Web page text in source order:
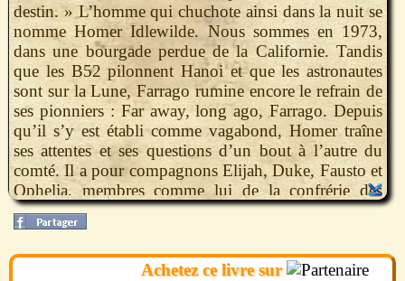
destin. » L’homme qui chuchote ainsi dans la nuit se
nomme Homer Idlewilde. Nous sommes en 1973,
dans une bourgade perdue de la Californie. Tandis
que les B52 pilonnent Hanoi et que les astronautes
sont sur la Lune, Farrago rumine encore le refrain de
ses pionniers : Far away, long ago, Farrago. Depuis
qu’il s’y est établi comme vagabond, Homer traîne
ses attentes et ses questions d’un bout à l’autre du
comté. Il a pour compagnons Elijah, Duke, Fausto et
Ophelia, membres comme lui de la confrérie des
errants de l’Amérique profonde. Chacun à sa manière
poursuit sans le savoir la même folie devenir le héros
de sa propre vie. Farrago est un roman, un conte, une
allégorie, une histoire à dormir debout, un feuilleton,
Achetez ce livre sur